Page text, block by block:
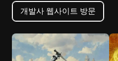
개발사 웹사이트 방문